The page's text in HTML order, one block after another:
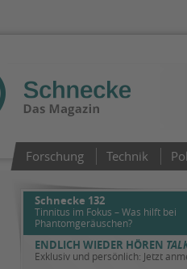
Forschung Technik
Schnecke 132
Tinnitus im Fokus – Was hilft bei
Phantomgeräuschen?
ENDLICH WIEDER HÖREN
Exklusiv und persönlich: Jetzt